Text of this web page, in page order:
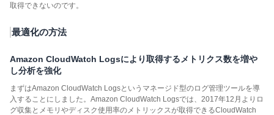
取得できないのです。
最適化の方法
Amazon CloudWatch Logsにより取得するメトリクス数を増や
し分析を強化
まずはAmazon CloudWatch Logsというマネージド型のログ管理ツールを導
入することにしました。Amazon CloudWatch Logsでは、2017年12月よりロ
グ収集とメモリやディスク使用率のメトリックスが取得できるCloudWatch